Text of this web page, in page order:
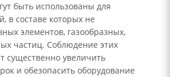
быть использованы для
в составе которых не
элементов, газообразных,
частиц. Соблюдение этих
существенно увеличить
и обезопасить оборудование